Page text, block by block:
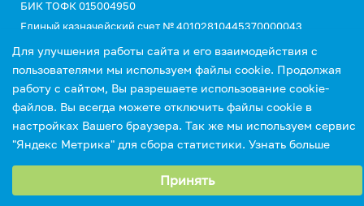
БИК ТОФК 015004950
Единый казначейский счет № 40102810445370000043
Казначейский счет №03214643000000015110
КБК 00000000000000000130 (для оплаты услуг)
УИН 0
Для улучшения работы сайта и его взаимодействия с
пользователями мы используем файлы cookie. Продолжая
работу с сайтом, Вы разрешаете использование cookie-
файлов. Вы всегда можете отключить файлы cookie в
настройках Вашего браузера. Так же мы используем сервис
"Яндекс Метрика" для сбора статистики. Узнать больше
Выберите настройки cookie
Принять